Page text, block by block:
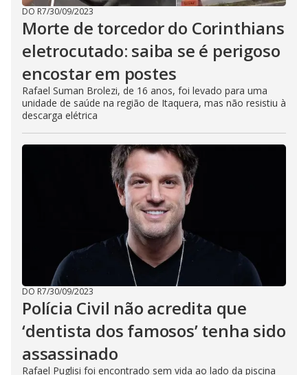
DO R7/30/09/2023
Morte de torcedor do Corinthians
eletrocutado: saiba se é perigoso
encostar em postes
Rafael Suman Brolezi, de 16 anos, foi levado para uma
unidade de saúde na região de Itaquera, mas não resistiu à
descarga elétrica
DO R7/30/09/2023
Polícia Civil não acredita que
‘dentista dos famosos’ tenha sido
assassinado
Rafael Puglisi foi encontrado sem vida ao lado da piscina